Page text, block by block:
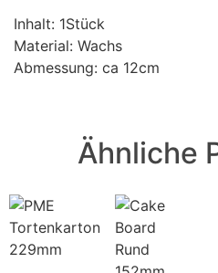
Inhalt: 1Stück
Material: Wachs
Abmessung: ca 12cm
Ähnliche